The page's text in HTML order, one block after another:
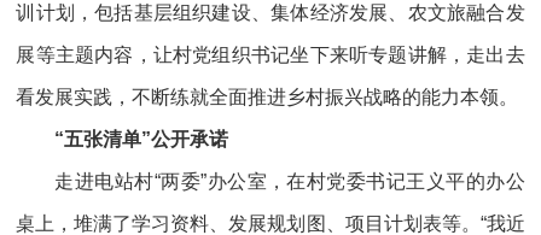
训计划，包括基层组织建设、集体经济发展、农文旅融合发
展等主题内容，让村党组织书记坐下来听专题讲解，走出去
看发展实践，不断练就全面推进乡村振兴战略的能力本领。
“五张清单”公开承诺
走进电站村“两委”办公室，在村党委书记王义平的办公
桌上，堆满了学习资料、发展规划图、项目计划表等。“我近